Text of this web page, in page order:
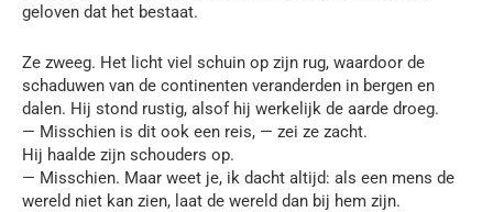
geloven dat het bestaat.
Ze zweeg. Het licht viel schuin op zijn rug, waardoor de
schaduwen van de continenten veranderden in bergen en
dalen. Hij stond rustig, alsof hij werkelijk de aarde droeg.
— Misschien is dit ook een reis, — zei ze zacht.
Hij haalde zijn schouders op.
— Misschien. Maar weet je, ik dacht altijd: als een mens de
wereld niet kan zien, laat de wereld dan bij hem zijn.